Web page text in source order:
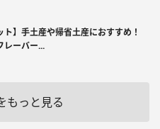
ト】手土産や帰省土産におすすめ！
レーバー...
もっと見る